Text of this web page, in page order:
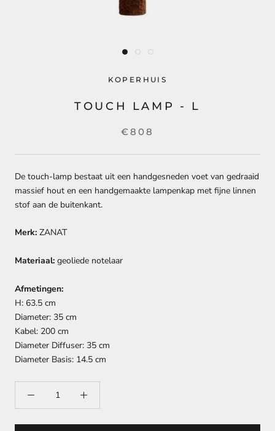
KOPERHUIS
TOUCH LAMP - L
€808
De touch-lamp bestaat ​​uit een handgesneden voet van gedraaid
massief hout en een handgemaakte lampenkap met fijne linnen
stof aan de buitenkant.
Merk: ZANAT
Materiaal: geoliede notelaar
Afmetingen:
H: 63.5 cm
Diameter: 35 cm
Kabel: 200 cm
Diameter Diffuser: 35 cm
Diameter Basis: 14.5 cm